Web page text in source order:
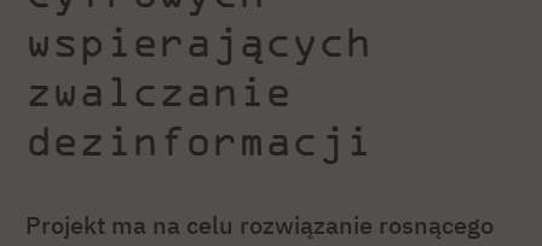
wspierających
zwalczanie
dezinformacji
Projekt ma na celu rozwiązanie rosnącego